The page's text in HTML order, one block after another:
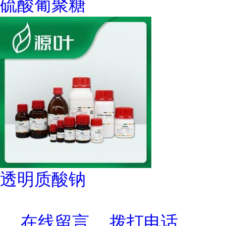
硫酸葡聚糖
透明质酸钠
在线留言 拨打电话